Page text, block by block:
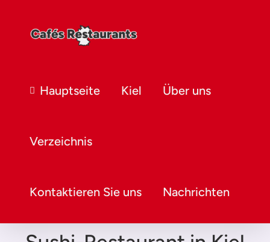
Hauptseite Kiel Über uns
Verzeichnis
Kontaktieren Sie uns Nachrichten